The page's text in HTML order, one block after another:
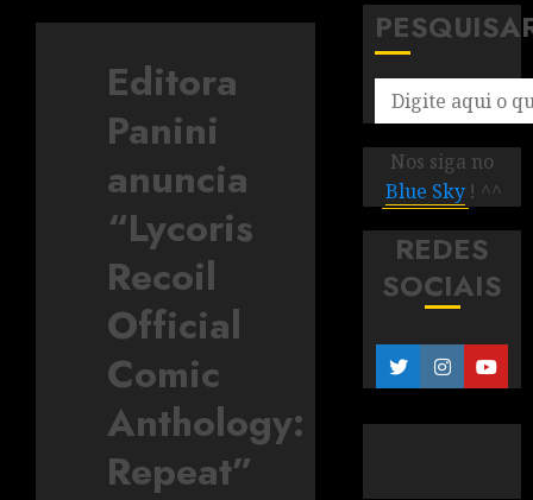
Editora
Panini
anuncia
“Lycoris
Recoil
Official
Comic
Anthology:
Repeat”
Nos siga no
Blue Sky ! ^^
REDES
SOCIAIS